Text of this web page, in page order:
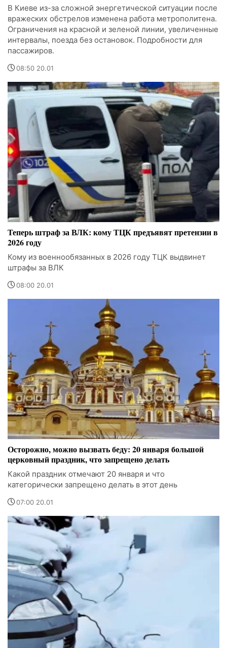
В Киеве из-за сложной энергетической ситуации после
вражеских обстрелов изменена работа метрополитена.
Ограничения на красной и зеленой линии, увеличенные
интервалы, поезда без остановок. Подробности для
пассажиров.
08:50 20.01
Теперь штраф за ВЛК: кому ТЦК предъявят претензии в
2026 году
Кому из военнообязанных в 2026 году ТЦК выдвинет
штрафы за ВЛК
08:00 20.01
Осторожно, можно вызвать беду: 20 января большой
церковный праздник, что запрещено делать
Какой праздник отмечают 20 января и что
категорически запрещено делать в этот день
07:00 20.01